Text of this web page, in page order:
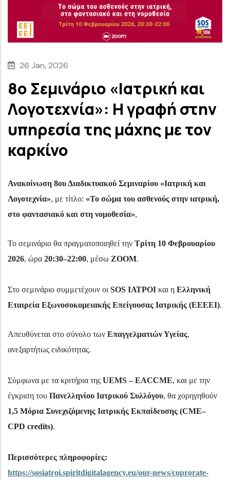
26 Jan, 2026
8ο Σεμινάριο «Ιατρική και
Λογοτεχνία»: Η γραφή στην
υπηρεσία της μάχης με τον
καρκίνο
Ανακοίνωση 8ου Διαδικτυακού Σεμιναρίου «Ιατρική και
Λογοτεχνία», με τίτλο: «Το σώμα του ασθενούς στην ιατρική,
στο φαντασιακό και στη νομοθεσία»,
Το σεμινάριο θα πραγματοποιηθεί την Τρίτη 10 Φεβρουαρίου
2026, ώρα 20:30–22:00, μέσω ZOOM.
Στο σεμινάριο συμμετέχουν οι SOS ΙΑΤΡΟΙ και η Ελληνική
Εταιρεία Εξωνοσοκομειακής Επείγουσας Ιατρικής (ΕΕΕΕΙ).
Απευθύνεται στο σύνολο των Επαγγελματιών Υγείας,
ανεξαρτήτως ειδικότητας.
Σύμφωνα με τα κριτήρια της UEMS – EACCME, και με την
έγκριση του Πανελληνίου Ιατρικού Συλλόγου, θα χορηγηθούν
1,5 Μόρια Συνεχιζόμενης Ιατρικής Εκπαίδευσης (CME–
CPD credits).
Περισσότερες πληροφορίες:
https://sosiatroi.spiritdigitalagency.eu/our-news/coprorate-